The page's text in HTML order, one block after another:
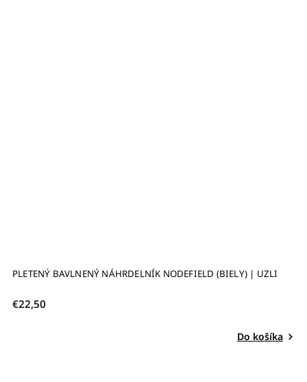
PLETENÝ BAVLNENÝ NÁHRDELNÍK NODEFIELD (BIELY) | UZLI
€22,50
Do košíka